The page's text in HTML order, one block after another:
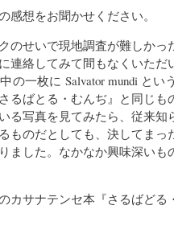
感想をお聞かせください。
のせいで現地調査が難しか
連絡してみて間もなくいただ
の一枚に Salvator mundi と
るばとる・むんぢ』と同じ
る写真を見てみたら、従来
ものだとしても、決してま
ました。なかなか興味深い
カサナテンセ本『さるばどる